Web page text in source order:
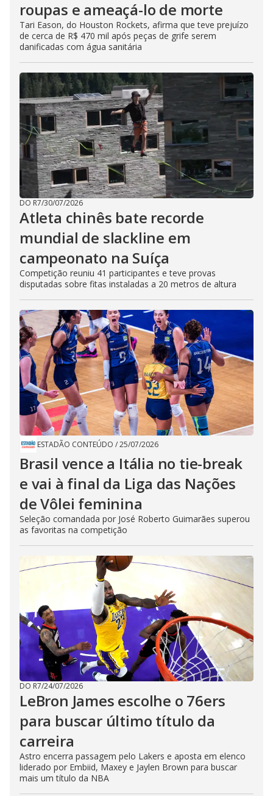
roupas e ameaçá-lo de morte
Tari Eason, do Houston Rockets, afirma que teve prejuízo
de cerca de R$ 470 mil após peças de grife serem
danificadas com água sanitária
DO R7/30/07/2026
Atleta chinês bate recorde
mundial de slackline em
campeonato na Suíça
Competição reuniu 41 participantes e teve provas
disputadas sobre fitas instaladas a 20 metros de altura
ESTADÃO CONTEÚDO /25/07/2026
Brasil vence a Itália no tie-break
e vai à final da Liga das Nações
de Vôlei feminina
Seleção comandada por José Roberto Guimarães superou
as favoritas na competição
DO R7/24/07/2026
LeBron James escolhe o 76ers
para buscar último título da
carreira
Astro encerra passagem pelo Lakers e aposta em elenco
liderado por Embiid, Maxey e Jaylen Brown para buscar
mais um título da NBA